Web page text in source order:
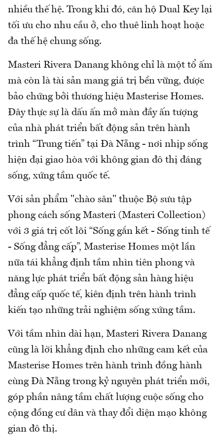
nhiều thế hệ. Trong khi đó, căn hộ Dual Key lại
tối ưu cho nhu cầu ở, cho thuê linh hoạt hoặc
đa thế hệ chung sống.
Masteri Rivera Danang không chỉ là một tổ ấm
mà còn là tài sản mang giá trị bền vững, được
bảo chứng bởi thương hiệu Masterise Homes.
Đây thực sự là dấu ấn mở màn đầy ấn tượng
của nhà phát triển bất động sản trên hành
trình “Trung tiến” tại Đà Nẵng - nơi nhịp sống
hiện đại giao hòa với không gian đô thị đáng
sống, xứng tầm quốc tế.
Với sản phẩm "chào sân" thuộc Bộ sưu tập
phong cách sống Masteri (Masteri Collection)
với 3 giá trị cốt lõi “Sống gắn kết - Sống tinh tế
- Sống đẳng cấp”, Masterise Homes một lần
nữa tái khẳng định tầm nhìn tiên phong và
năng lực phát triển bất động sản hàng hiệu
đẳng cấp quốc tế, kiên định trên hành trình
kiến tạo những trải nghiệm sống xứng tầm.
Với tầm nhìn dài hạn, Masteri Rivera Danang
cũng là lời khẳng định cho những cam kết của
Masterise Homes trên hành trình đồng hành
cùng Đà Nẵng trong kỷ nguyên phát triển mới,
góp phần nâng tầm chất lượng cuộc sống cho
cộng đồng cư dân và thay đổi diện mạo không
gian đô thị.